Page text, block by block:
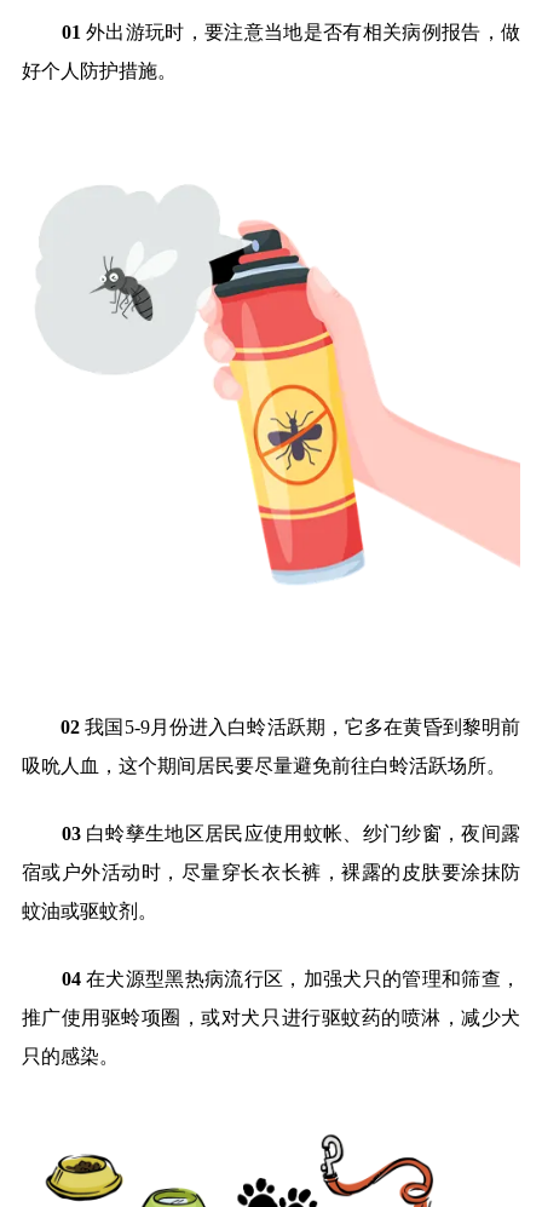
01 外出游玩时，要注意当地是否有相关病例报告，做
好个人防护措施。
02 我国5-9月份进入白蛉活跃期，它多在黄昏到黎明前
吸吮人血，这个期间居民要尽量避免前往白蛉活跃场所。
03白蛉孳生地区居民应使用蚊帐、纱门纱窗，夜间露
宿或户外活动时，尽量穿长衣长裤，裸露的皮肤要涂抹防
蚊油或驱蚊剂。
04在犬源型黑热病流行区，加强犬只的管理和筛查，
推广使用驱蛉项圈，或对犬只进行驱蚊药的喷淋，减少犬
只的感染。